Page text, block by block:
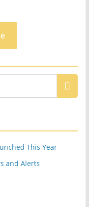
This Year
and Alerts